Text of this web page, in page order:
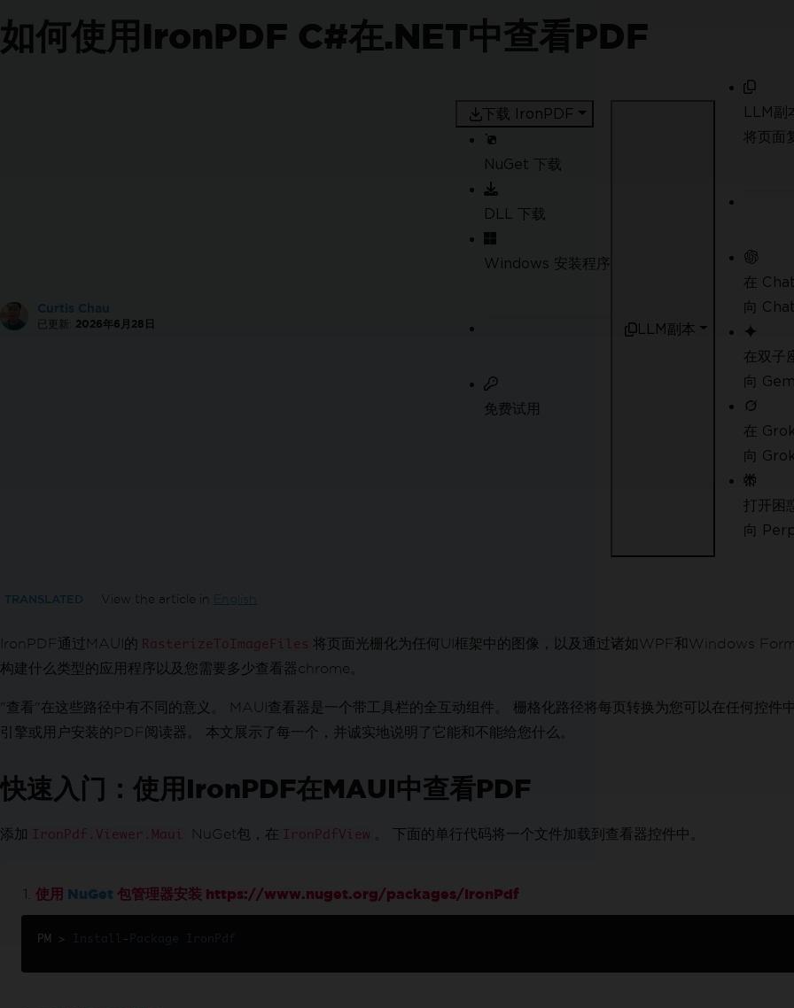
功能指南
创建PDF
从Azure Blob存储嵌入图像
从 HTML 文件生成 PDF
从HTML ZIP文件生成PDF
从 URL 生成 PDF
从PDF生成图像
将DOCX转换为PDF
将MD转换为PDF
将XML转换为PDF
PDF to SVG
从ASPX页面生成PDF
生成PDF报告
Razor 到 PDF（Blazor Server）
如何使用IronPDF C#在.NET中查看PDF
Curtis Chau
已更新: 2026年6月28日
下载 IronPDF
NuGet 下载
DLL 下载
Windows 安装程序
免费试用
LLM副本
LLM副
将页面
在
向
在双子
向
在
向
打开困
向
TRANSLATED View the article in English
IronPDF通过MAUI的 RasterizeToImageFiles 将页面光栅化为任何UI框架中的图像，以及通过诸如WPF和Windows
构建什么类型的应用程序以及您需要多少查看器chrome。
"查看"在这些路径中有不同的意义。 MAUI查看器是一个带工具栏的全互动组件。 栅格化路径将每页转换为您可以在任何控
引擎或用户安装的PDF阅读器。 本文展示了每一个，并诚实地说明了它能和不能给您什么。
快速入门：使用IronPDF在MAUI中查看PDF
添加 IronPdf.Viewer.Maui NuGet包，在 IronPdfView 。 下面的单行代码将一个文件加载到查看器控件中。
使用 NuGet 包管理器安装 https://www.nuget.org/packages/IronPdf
PM > Install - Package IronPdf